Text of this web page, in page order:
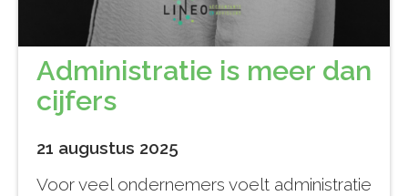
Administratie is meer dan
cijfers
21 augustus 2025
Voor veel ondernemers voelt administratie